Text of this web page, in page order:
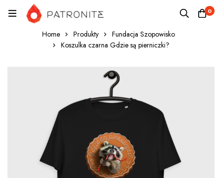
0
Home Produkty
Fundacja Szopowisko
Koszulka czarna Gdzie są pierniczki?